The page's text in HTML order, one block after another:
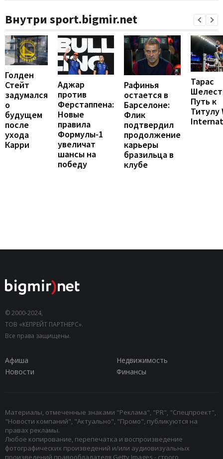
Внутри sport.bigmir.net
Голден
Стейт
задумался
о
будущем
после
ухода
Карри
Аджар
против
Ферстаппена:
Новые
правила
Формулы-1
увеличат
шансы на
победу
Рафинья
остается в
Барселоне:
Флик
подтвердил
продолжение
карьеры
бразильца в
клубе
Тарас
Путь к
Титулу
© 2000-2024,
ТОВ «КЕПРЕЙТ ПАРТНЕРС».
Все права защищены.
Афиша
Недвижимость
Новости
Финансы
Материалы, отмеченные знаками "Реклама", "PR", "Спецпроект",
"Новости компаний", "Актуально", "Промо", публикуются на
правах рекламы.
Любое копирование, перепечатка и воспроизведение
фотографических произведений и/или аудиовизуальных
произведений правообладателя Getty Images - строго